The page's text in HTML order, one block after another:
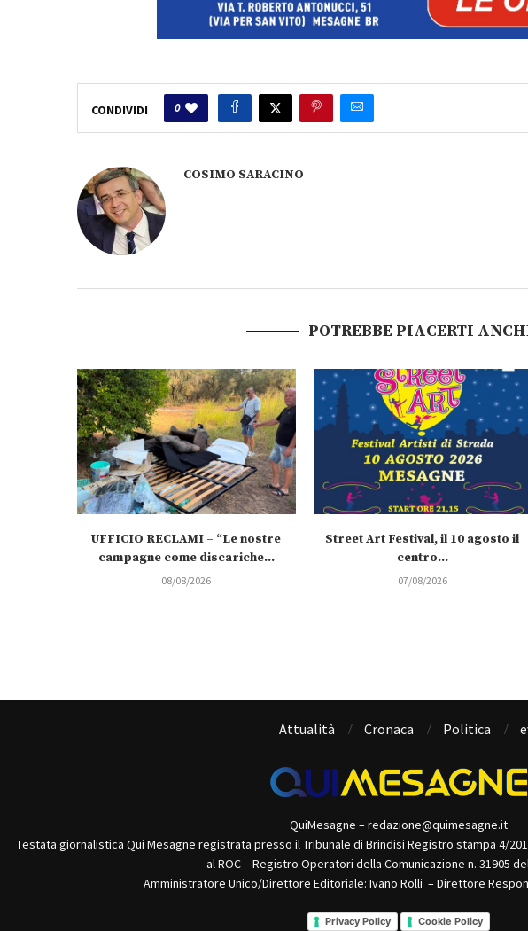
CONDIVIDI 0
COSIMO SARACINO
POTREBBE PIACERTI
UFFICIO RECLAMI – “Le nostre
campagne come discariche...
08/08/2026
Street Art Festival, il 10 agosto il
centro...
07/08/2026
Attualità Cronaca Politica
QuiMesagne – redazione@quimesagne.it
Testata giornalistica Qui Mesagne registrata presso il Tribunale di Brindisi Registro stampa 4/
al ROC – Registro Operatori della Comunicazione n. 31905
Amministratore Unico/Direttore Editoriale: Ivano Rolli – Direttore
Privacy Policy Cookie Policy